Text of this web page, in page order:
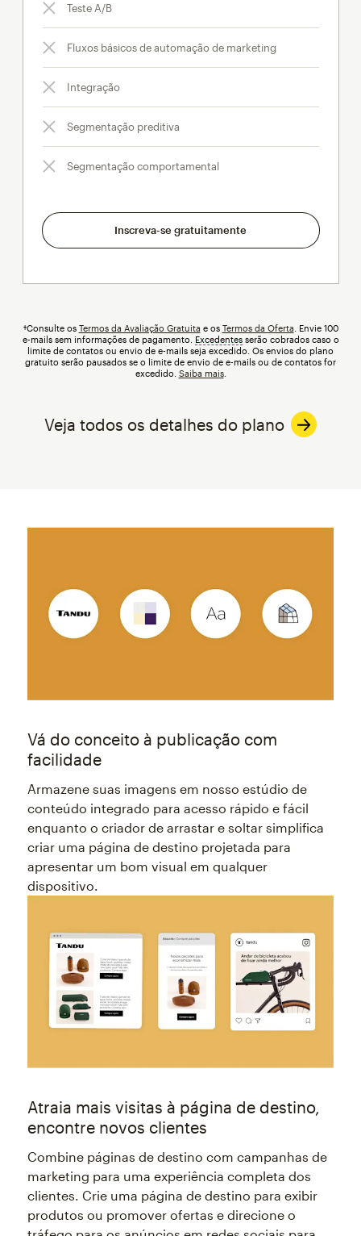
Teste A/B
Fluxos básicos de automação de marketing
Integração
Segmentação preditiva
Segmentação comportamental
Inscreva-se gratuitamente
†Consulte os Termos da Avaliação Gratuita e os Termos da Oferta . Envie 100
e-mails sem informações de pagamento.
Excedentesdica
serão cobrados caso o
limite de contatos ou envio de e-mails seja excedido. Os envios do plano
gratuito serão pausados se o limite de envio de e-mails ou de contatos for
excedido. Saiba mais.
Veja todos os detalhes do plano
Vá do conceito à publicação com
facilidade
Armazene suas imagens em nosso estúdio de
conteúdo integrado para acesso rápido e fácil
enquanto o criador de arrastar e soltar simplifica
criar uma página de destino projetada para
apresentar um bom visual em qualquer
dispositivo.
Atraia mais visitas à página de destino,
encontre novos clientes
Combine páginas de destino com campanhas de
marketing para uma experiência completa dos
clientes. Crie uma página de destino para exibir
produtos ou promover ofertas e direcione o